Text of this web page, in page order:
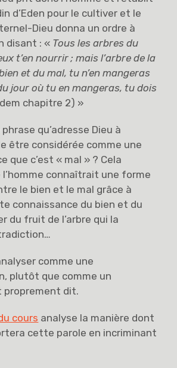
d’Eden pour le cultiver et le
Dieu donna un ordre à
disant : « Tous les arbres du
t’en nourrir; mais l’arbre de la
et du mal, tu n’en mangeras
jour où tu en mangeras, tu dois
chapitre 2) »
qu’adresse Dieu à
être considérée comme une
que c’est « mal » ? Cela
connaîtrait une forme
le bien et le mal grâce à
connaissance du bien et du
du fruit de l’arbre qui la
comme une
plutôt que comme un
proprement dit.
cours analyse la manière dont
cette parole en incriminant